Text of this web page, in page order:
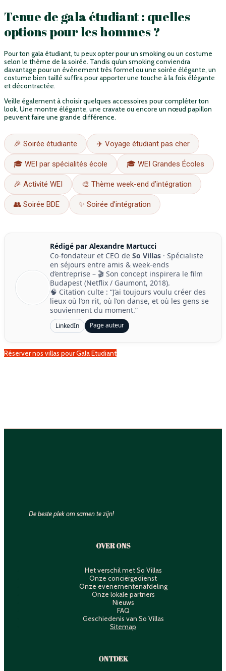
Tenue de gala étudiant : quelles
options pour les hommes ?
Pour ton gala étudiant, tu peux opter pour un smoking ou un costume
selon le thème de la soirée. Tandis qu’un smoking conviendra
davantage pour un évènement très formel ou une soirée élégante, un
costume bien taillé suffira pour apporter une touche à la fois élégante
et décontractée.
Veille également à choisir quelques accessoires pour compléter ton
look. Une montre élégante, une cravate ou encore un nœud papillon
peuvent faire une grande différence.
🎉 Soirée étudiante ✈️ Voyage étudiant pas cher
🎓 WEI par spécialités école 🎓 WEI Grandes Écoles
🎉 Activité WEI 🎨 Thème week-end d’intégration
👥 Soirée BDE ✨ Soirée d’intégration
Rédigé par Alexandre Martucci
Co-fondateur et CEO de So Villas · Spécialiste
en séjours entre amis & week-ends
d’entreprise – 🎬 Son concept inspirera le film
Budapest (Netflix / Gaumont, 2018).
🧠 Citation culte : “J’ai toujours voulu créer des
lieux où l’on rit, où l’on danse, et où les gens se
souviennent du moment.”
LinkedIn Page auteur
Réserver nos villas pour Gala Etudiant
De beste plek om samen te zijn!
OVER ONS
Het verschil met So Villas
Onze conciërgedienst
Onze evenementenafdeling
Onze lokale partners
Nieuws
FAQ
Geschiedenis van So Villas
Sitemap
ONTDEK